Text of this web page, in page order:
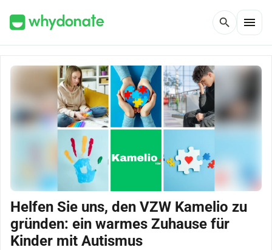
search menu
Helfen Sie uns, den VZW Kamelio zu
gründen: ein warmes Zuhause für
Kinder mit Autismus